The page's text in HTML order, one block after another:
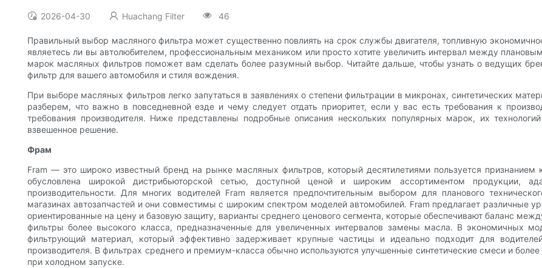
2026-04-30 Huachang Filter 46
Правильный выбор масляного фильтра может существенно повлиять на срок службы двигателя, топливную
являетесь ли вы автолюбителем, профессиональным механиком или просто хотите увеличить интервал между
марок масляных фильтров поможет вам сделать более разумный выбор. Читайте дальше, чтобы узнать о ведущих
фильтр для вашего автомобиля и стиля вождения.
При выборе масляных фильтров легко запутаться в заявлениях о степени фильтрации в микронах, синтетических
разберем, что важно в повседневной езде и чему следует отдать приоритет, если у вас есть требования к
требования производителя. Ниже представлены подробные описания нескольких популярных марок, их
взвешенное решение.
Фрам
Fram — это широко известный бренд на рынке масляных фильтров, который десятилетиями пользуется признанием
обусловлена ​​широкой дистрибьюторской сетью, доступной ценой и широким ассортиментом продукции,
производительности. Для многих водителей Fram является предпочтительным выбором для планового
магазинах автозапчастей и они совместимы с широким спектром моделей автомобилей. Fram предлагает различные
ориентированные на цену и базовую защиту, варианты среднего ценового сегмента, которые обеспечивают баланс
фильтры более высокого класса, предназначенные для увеличенных интервалов замены масла. В экономичных
фильтрующий материал, который эффективно задерживает крупные частицы и идеально подходит для
производителя. В фильтрах среднего и премиум-класса обычно используются улучшенные синтетические смеси и
при холодном запуске.